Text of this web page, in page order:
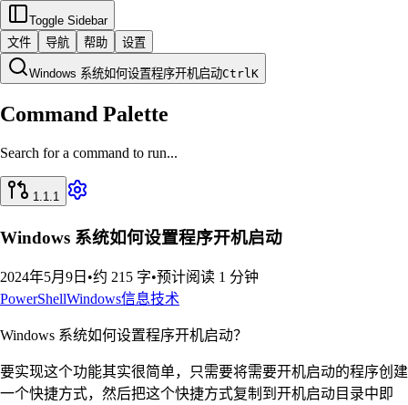
Toggle Sidebar
文件
导航 帮助 设置
Windows 系统如何设置程序开机启动CtrlK
Command Palette
Search for a command to run...
1.1.1
Windows 系统如何设置程序开机启动
2024年5月9日 •约 215 字•预计阅读 1 分钟
PowerShellWindows信息技术
Windows 系统如何设置程序开机启动？
要实现这个功能其实很简单，只需要将需要开机启动的程序创建
一个快捷方式，然后把这个快捷方式复制到开机启动目录中即